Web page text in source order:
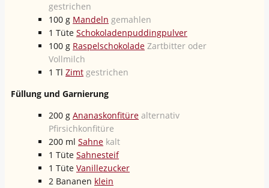
gestrichen
100 g Mandeln gemahlen
1 Tüte Schokoladenpuddingpulver
100 g Raspelschokolade Zartbitter oder
Vollmilch
1 Tl Zimt gestrichen
Füllung und Garnierung
200 g Ananaskonfitüre alternativ
Pfirsichkonfitüre
200 ml Sahne kalt
1 Tüte Sahnesteif
1 Tüte Vanillezucker
2 Bananen klein